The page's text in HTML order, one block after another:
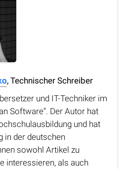
, Technischer Schreiber
und IT-Techniker im
Software“. Der Autor hat
und hat
in der deutschen
sowohl Artikel zu
interessieren, als auch